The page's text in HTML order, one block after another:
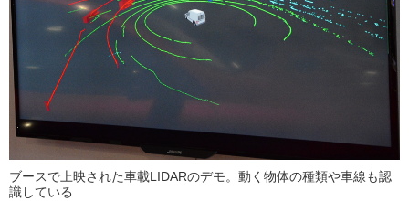
ブースで上映された車載LIDARのデモ。動く物体の種類や車線も認
識している